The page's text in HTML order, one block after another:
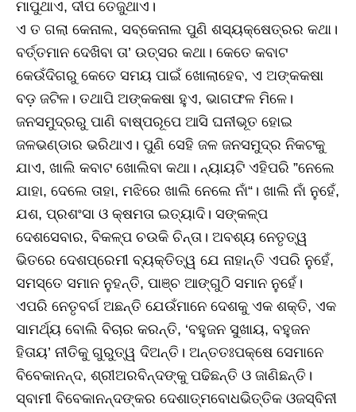
ମାପୁଥାଏ, ଦୀପ ତେଜୁଥାଏ।
ଏ ତ ଗଲା କେନାଲ, ସବ୍‌କେନାଲ ପୁଣି ଶସ୍ୟକ୍ଷେତ୍ରର କଥା।
ବର୍ତ୍ତମାନ ଦେଖିବା ତା’ ଉତ୍ସର କଥା। କେତେ କବାଟ
କେଉଁଦିଗରୁ କେତେ ସମୟ ପାଇଁ ଖୋଲାହେବ, ଏ ଅଙ୍କକଷା
ବଡ଼ ଜଟିଳ। ତଥାପି ଅଙ୍କକଷା ହୁଏ, ଭାଗଫଳ ମିଳେ।
ଜନସମୁଦ୍ରରୁ ପାଣି ବାଷ୍ପରୂପେ ଆସି ଘନୀଭୂତ ହୋଇ
ଜଳଭଣ୍ଡାର ଭରିଥାଏ। ପୁଣି ସେହି ଜଳ ଜନସମୁଦ୍ର ନିକଟକୁ
ଯାଏ, ଖାଲି କବାଟ ଖୋଲିବା କଥା। ନ୍ୟାୟଟି ଏହିପରି ”ନେଲେ
ଯାହା, ଦେଲେ ତାହା, ମଝିରେ ଖାଲି ନେଲେ ନାଁ“। ଖାଲି ନାଁ ନୁହେଁ,
ଯଶ, ପ୍ରଶଂସା ଓ କ୍ଷମତା ଇତ୍ୟାଦି। ସଙ୍କଳ୍ପ
ଦେଶସେବାର, ବିକଳ୍ପ ଚଉକି ଚିନ୍ତା। ଅବଶ୍ୟ ନେତୃତ୍ୱ
ଭିତରେ ଦେଶପ୍ରେମୀ ବ୍ୟକ୍ତିତ୍ୱ ଯେ ନାହାନ୍ତି ଏପରି ନୁହେଁ,
ସମସ୍ତେ ସମାନ ନୁହନ୍ତି, ପାଞ୍ଚ ଆଙ୍ଗୁଠି ସମାନ ନୁହେଁ।
ଏପରି ନେତୃବର୍ଗ ଅଛନ୍ତି ଯେଉଁମାନେ ଦେଶକୁ ଏକ ଶକ୍ତି, ଏକ
ସାମର୍ଥ୍ୟ ବୋଲି ବିଚାର କରନ୍ତି, ‘ବହୁଜନ ସୁଖାୟ, ବହୁଜନ
ହିତାୟ’ ନୀତିକୁ ଗୁରୁତ୍ୱ ଦିଅନ୍ତି। ଅନ୍ତତଃପକ୍ଷେ ସେମାନେ
ବିବେକାନନ୍ଦ, ଶ୍ରୀଅରବିନ୍ଦଙ୍କୁ ପଢିଛନ୍ତି ଓ ଜାଣିଛନ୍ତି।
ସ୍ବାମୀ ବିବେକାନନ୍ଦଙ୍କର ଦେଶାତ୍ମବୋଧଭିତ୍ତିକ ଓଜସ୍ବିନୀ